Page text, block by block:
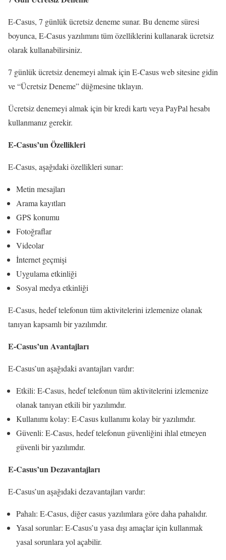
E-Casus, 7 günlük ücretsiz deneme sunar. Bu deneme süresi
boyunca, E-Casus yazılımını tüm özelliklerini kullanarak ücretsiz
olarak kullanabilirsiniz.
7 günlük ücretsiz denemeyi almak için E-Casus web sitesine gidin
ve “Ücretsiz Deneme” düğmesine tıklayın.
Ücretsiz denemeyi almak için bir kredi kartı veya PayPal hesabı
kullanmanız gerekir.
E-Casus’un Özellikleri
E-Casus, aşağıdaki özellikleri sunar:
Metin mesajları
Arama kayıtları
GPS konumu
Fotoğraflar
Videolar
İnternet geçmişi
Uygulama etkinliği
Sosyal medya etkinliği
E-Casus, hedef telefonun tüm aktivitelerini izlemenize olanak
tanıyan kapsamlı bir yazılımdır.
E-Casus’un Avantajları
E-Casus’un aşağıdaki avantajları vardır:
Etkili: E-Casus, hedef telefonun tüm aktivitelerini izlemenize
olanak tanıyan etkili bir yazılımdır.
Kullanımı kolay: E-Casus kullanımı kolay bir yazılımdır.
Güvenli: E-Casus, hedef telefonun güvenliğini ihlal etmeyen
güvenli bir yazılımdır.
E-Casus’un Dezavantajları
E-Casus’un aşağıdaki dezavantajları vardır:
Pahalı: E-Casus, diğer casus yazılımlara göre daha pahalıdır.
Yasal sorunlar: E-Casus’u yasa dışı amaçlar için kullanmak
yasal sorunlara yol açabilir.